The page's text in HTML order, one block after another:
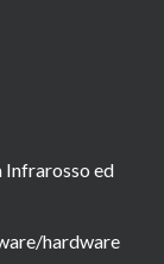
Infrarosso ed
hardware